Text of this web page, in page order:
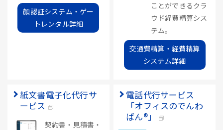
顔認証システム・ゲー
トレンタル詳細
ことができるクラ
ウド経費精算シス
テム。
交通費精算・経費精算
システム詳細
紙文書電子化代行サ
ービス
契約書・見積書・
電話代行サービス
「オフィスのでんわ
ばん®」